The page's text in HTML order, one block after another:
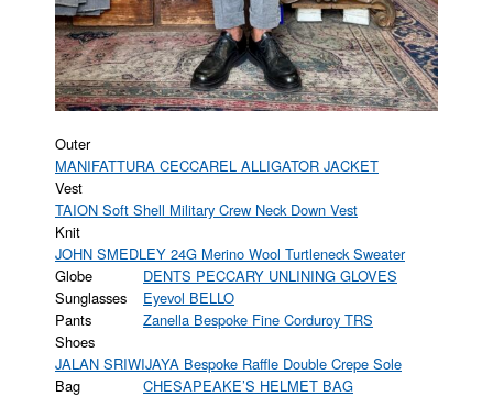
Outer
MANIFATTURA CECCAREL ALLIGATOR JACKET
Vest
TAION Soft Shell Military Crew Neck Down Vest
Knit
JOHN SMEDLEY 24G Merino Wool Turtleneck Sweater
Globe
DENTS PECCARY UNLINING GLOVES
Sunglasses
Eyevol BELLO
Pants
Zanella Bespoke Fine Corduroy TRS
Shoes
JALAN SRIWIJAYA Bespoke Raffle Double Crepe Sole
Bag
CHESAPEAKE’S HELMET BAG